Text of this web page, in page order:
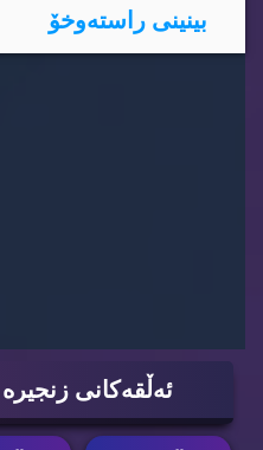
بینینی راسته‌وخۆ
ئه‌ڵقه‌كانی